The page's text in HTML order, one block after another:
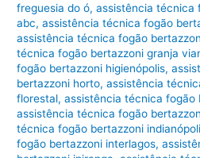
freguesia do ó,assistência técnica
abc,assistência técnica fogão
assistência técnica fogão
técnica fogão bertazzoni granja
fogão bertazzoni higienópolis,
bertazzoni horto,assistência
florestal,assistência técnica fogão
assistência técnica fogão
técnica fogão bertazzoni
fogão bertazzoni interlagos,